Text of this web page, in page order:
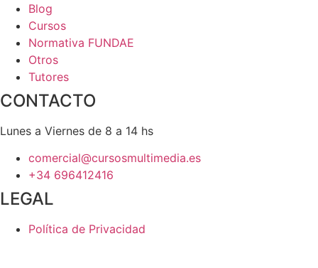
Blog
Cursos
Normativa FUNDAE
Otros
Tutores
CONTACTO
Lunes a Viernes de 8 a 14 hs
comercial@cursosmultimedia.es
+34 696412416
LEGAL
Política de Privacidad